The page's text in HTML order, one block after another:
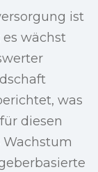
ist
wächst
was
diesen
Wachstum